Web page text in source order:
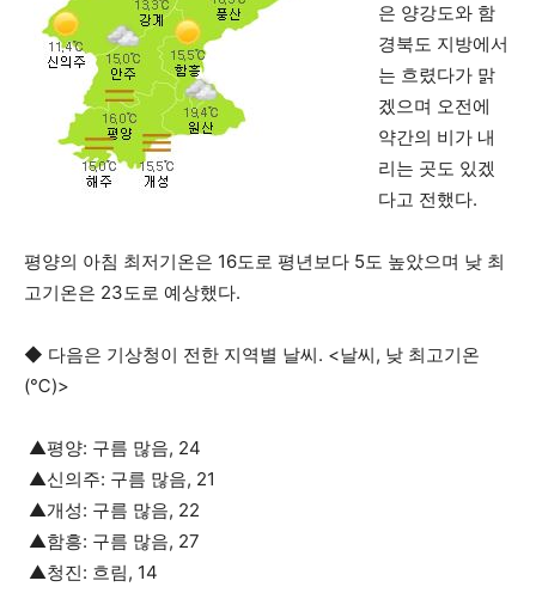
은 양강도와 함
경북도 지방에서
는 흐렸다가 맑
겠으며 오전에
약간의 비가 내
리는 곳도 있겠
다고 전했다.
평양의 아침 최저기온은 16도로 평년보다 5도 높았으며 낮 최
고기온은 23도로 예상했다.
◆ 다음은 기상청이 전한 지역별 날씨. <날씨, 낮 최고기온
(℃)>
▲평양: 구름 많음, 24
▲신의주: 구름 많음, 21
▲개성: 구름 많음, 22
▲함흥: 구름 많음, 27
▲청진: 흐림, 14